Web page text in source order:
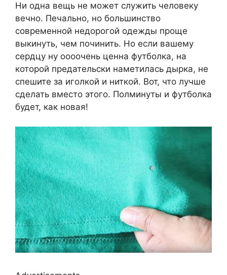
Ни одна вещь не может служить человеку
вечно. Печально, но большинство
современной недорогой одежды проще
выкинуть, чем починить. Но если вашему
сердцу ну оооочень ценна футболка, на
которой предательски наметилась дырка, не
спешите за иголкой и ниткой. Вот, что лучше
сделать вместо этого. Полминуты и футболка
будет, как новая!